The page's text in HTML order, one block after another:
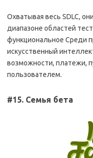
Охватывая весь SDLC,
диапазоне областей
функциональное Среди
искусственный
возможности, платежи,
пользователем.
#15. Семья бета